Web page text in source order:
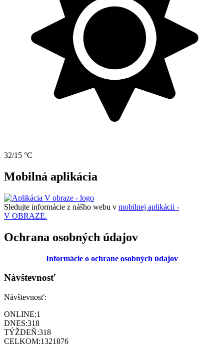
32/15 °C
Mobilná aplikácia
Sledujte informácie z nášho webu v mobilnej aplikácii -
V OBRAZE.
Ochrana osobných údajov
Informácie o ochrane osobných údajov
Návštevnosť
Návštevnosť:
ONLINE:1
DNES:318
TÝŽDEŇ:318
CELKOM:1321876